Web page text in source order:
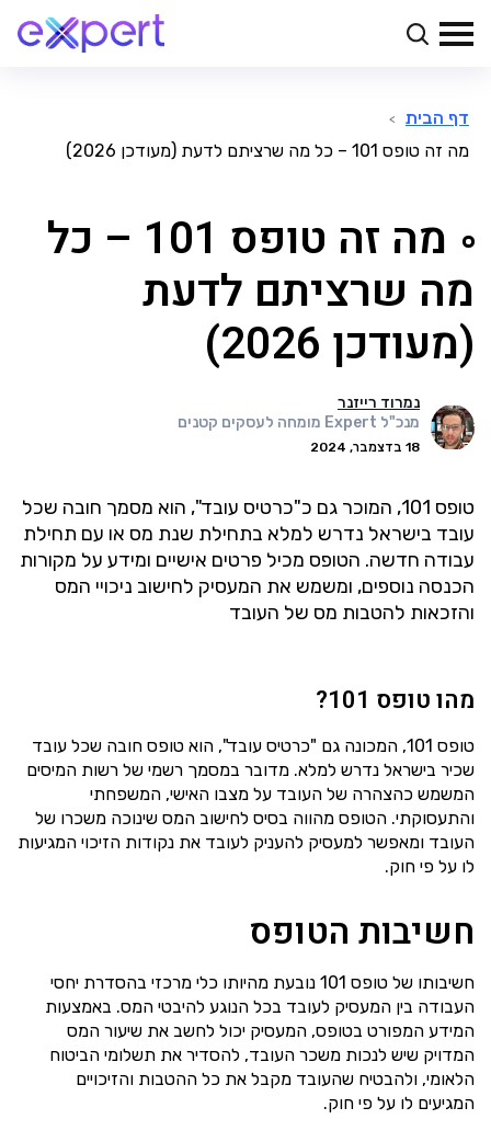
דף הבית >
מה זה טופס 101 – כל מה שרציתם לדעת (מעודכן 2026)
מה זה טופס 101 – כל
מה שרציתם לדעת
(מעודכן 2026)
נמרוד רייזנר
מנכ"ל Expert מומחה לעסקים קטנים
18 בדצמבר, 2024
טופס 101, המוכר גם כ"כרטיס עובד", הוא מסמך חובה שכל
עובד בישראל נדרש למלא בתחילת שנת מס או עם תחילת
עבודה חדשה. הטופס מכיל פרטים אישיים ומידע על מקורות
הכנסה נוספים, ומשמש את המעסיק לחישוב ניכויי המס
והזכאות להטבות מס של העובד
מהו טופס 101?
טופס 101, המכונה גם "כרטיס עובד", הוא טופס חובה שכל עובד
שכיר בישראל נדרש למלא. מדובר במסמך רשמי של רשות המיסים
המשמש כהצהרה של העובד על מצבו האישי, המשפחתי
והתעסוקתי. הטופס מהווה בסיס לחישוב המס שינוכה משכרו של
העובד ומאפשר למעסיק להעניק לעובד את נקודות הזיכוי המגיעות
לו על פי חוק.
חשיבות הטופס
חשיבותו של טופס 101 נובעת מהיותו כלי מרכזי בהסדרת יחסי
העבודה בין המעסיק לעובד בכל הנוגע להיבטי המס. באמצעות
המידע המפורט בטופס, המעסיק יכול לחשב את שיעור המס
המדויק שיש לנכות משכר העובד, להסדיר את תשלומי הביטוח
הלאומי, ולהבטיח שהעובד מקבל את כל ההטבות והזיכויים
המגיעים לו על פי חוק.